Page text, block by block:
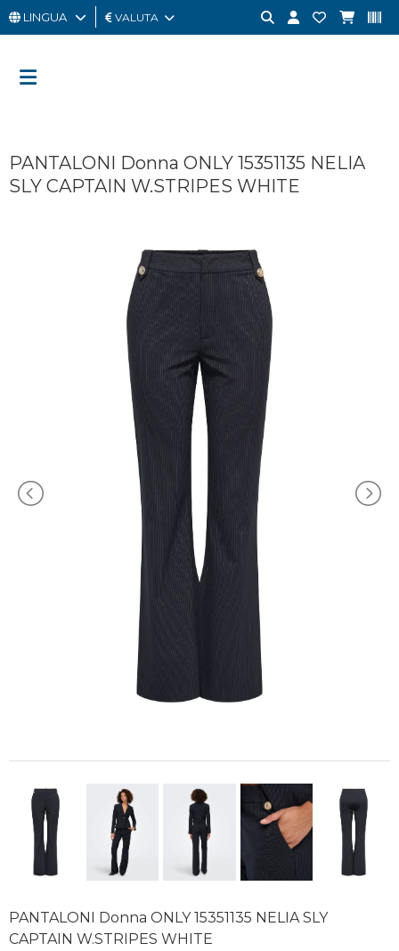
UOMO
CARD
LINGUA VALUTA
PANTALONI Donna ONLY 15351135 NELIA
SLY CAPTAIN W.STRIPES WHITE
PANTALONI Donna ONLY 15351135 NELIA SLY
CAPTAIN W.STRIPES WHITE